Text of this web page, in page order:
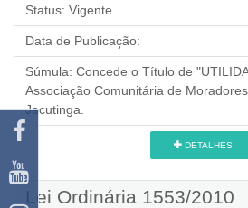
Status: Vigente
Data de Publicação:
Súmula: Concede o Título de
Associação Comunitária de
Jacutinga.
DETALHES
Lei Ordinária 1553/2010